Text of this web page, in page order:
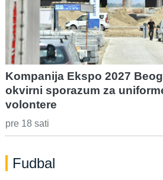
Kompanija Ekspo 2027
okvirni sporazum za
volontere
pre 18 sati
Fudbal